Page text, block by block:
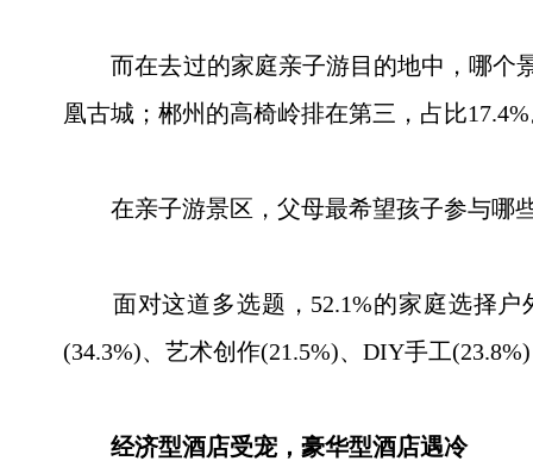
而在去过的家庭亲子游目的地中，哪个景
凰古城；郴州的高椅岭排在第三，占比
在亲子游景区，父母最希望孩子参与哪
面对这道多选题，52.1%的家庭选择户
(34.3%)、艺术创作(21.5%)、DIY手工
经济型酒店受宠，豪华型酒店遇冷